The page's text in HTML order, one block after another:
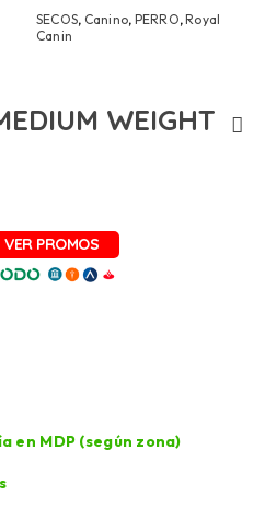
SECOS, Canino, PERRO,Royal
Canin
WEIGHT
en MDP (según zona)